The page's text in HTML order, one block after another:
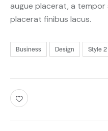
augue placerat, a
placerat finibus lacus.
Business Design Style 2